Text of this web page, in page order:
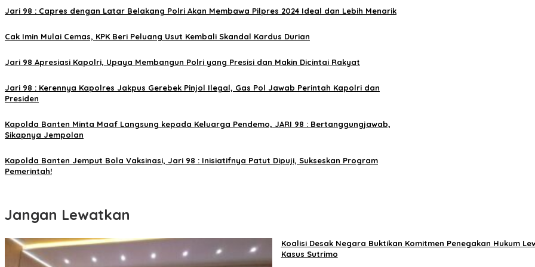
Jari 98 : Capres dengan Latar Belakang Polri Akan Membawa Pilpres 2024 Ideal dan Lebih Menarik
Cak Imin Mulai Cemas, KPK Beri Peluang Usut Kembali Skandal Kardus Durian
Jari 98 Apresiasi Kapolri, Upaya Membangun Polri yang Presisi dan Makin Dicintai Rakyat
Jari 98 : Kerennya Kapolres Jakpus Gerebek Pinjol Ilegal, Gas Pol Jawab Perintah Kapolri dan
Presiden
Kapolda Banten Minta Maaf Langsung kepada Keluarga Pendemo, JARI 98 : Bertanggungjawab,
Sikapnya Jempolan
Kapolda Banten Jemput Bola Vaksinasi, Jari 98 : Inisiatifnya Patut Dipuji, Sukseskan Program
Pemerintah!
Jangan Lewatkan
Koalisi Desak Negara Buktikan Komitmen Penegakan Hukum
Kasus Sutrimo